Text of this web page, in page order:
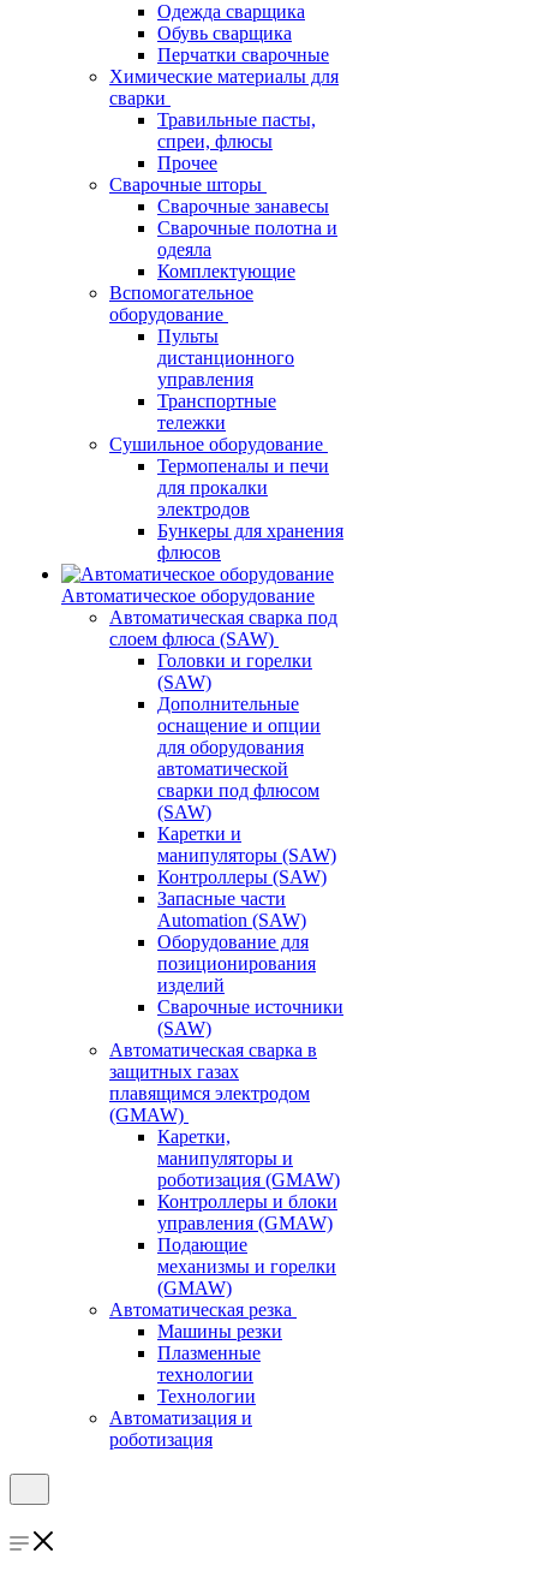
Одежда сварщика
Обувь сварщика
Перчатки сварочные
Химические материалы для
сварки
Травильные пасты,
спреи, флюсы
Прочее
Сварочные шторы
Сварочные занавесы
Сварочные полотна и
одеяла
Комплектующие
Вспомогательное
оборудование
Пульты
дистанционного
управления
Транспортные
тележки
Сушильное оборудование
Термопеналы и печи
для прокалки
электродов
Бункеры для хранения
флюсов
Автоматическое оборудование
Автоматическая сварка под
слоем флюса (SAW)
Головки и горелки
(SAW)
Дополнительные
оснащение и опции
для оборудования
автоматической
сварки под флюсом
(SAW)
Каретки и
манипуляторы (SAW)
Контроллеры (SAW)
Запасные части
Automation (SAW)
Оборудование для
позиционирования
изделий
Сварочные источники
(SAW)
Автоматическая сварка в
защитных газах
плавящимся электродом
(GMAW)
Каретки,
манипуляторы и
роботизация (GMAW)
Контроллеры и блоки
управления (GMAW)
Подающие
механизмы и горелки
(GMAW)
Автоматическая резка
Машины резки
Плазменные
технологии
Технологии
Автоматизация и
роботизация